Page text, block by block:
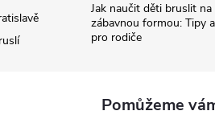
Jak naučit děti bruslit na
zábavnou formou: Tipy
pro rodiče